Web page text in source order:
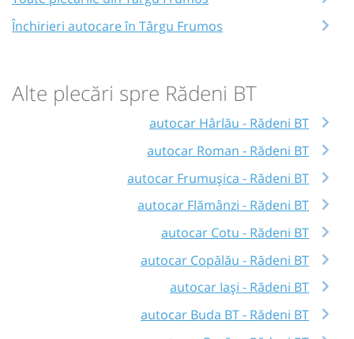
Închirieri autocare în Târgu Frumos
Alte plecări spre Rădeni BT
autocar Hârlău - Rădeni BT
autocar Roman - Rădeni BT
autocar Frumușica - Rădeni BT
autocar Flămânzi - Rădeni BT
autocar Cotu - Rădeni BT
autocar Copălău - Rădeni BT
autocar Iași - Rădeni BT
autocar Buda BT - Rădeni BT